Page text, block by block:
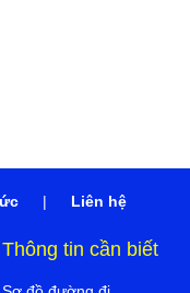
| Liên hệ
Thông tin cần biết